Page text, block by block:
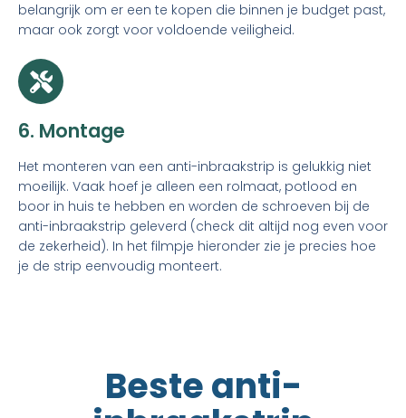
belangrijk om er een te kopen die binnen je budget past,
maar ook zorgt voor voldoende veiligheid.
6. Montage
Het monteren van een anti-inbraakstrip is gelukkig niet
moeilijk. Vaak hoef je alleen een rolmaat, potlood en
boor in huis te hebben en worden de schroeven bij de
anti-inbraakstrip geleverd (check dit altijd nog even voor
de zekerheid). In het filmpje hieronder zie je precies hoe
je de strip eenvoudig monteert.
Beste anti-